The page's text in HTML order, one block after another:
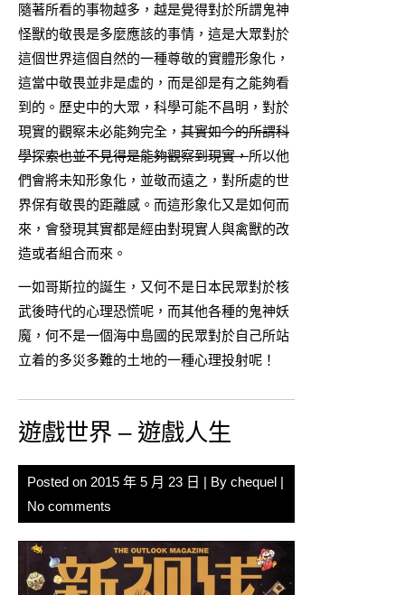
隨著所看的事物越多，越是覺得對於所謂鬼神
怪獸的敬畏是多麼應該的事情，這是大眾對於
這個世界這個自然的一種尊敬的實體形象化，
這當中敬畏並非是虛的，而是卻是有之能夠看
到的。歷史中的大眾，科學可能不昌明，對於
現實的觀察未必能夠完全， 其實如今的所謂科
學探索也並不見得是能夠觀察到現實，所以他
們會將未知形象化，並敬而遠之，對所處的世
界保有敬畏的距離感。而這形象化又是如何而
來，會發現其實都是經由對現實人與禽獸的改
造或者組合而來。
一如哥斯拉的誕生，又何不是日本民眾對於核
武後時代的心理恐慌呢，而其他各種的鬼神妖
魔，何不是一個海中島國的民眾對於自己所站
立着的多災多難的土地的一種心理投射呢！
遊戲世界 – 遊戲人生
Posted on 2015 年 5 月 23 日 | By chequel |
No comments